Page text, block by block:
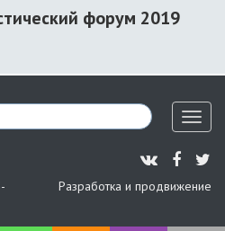
форум 2019
Разработка и продвижение